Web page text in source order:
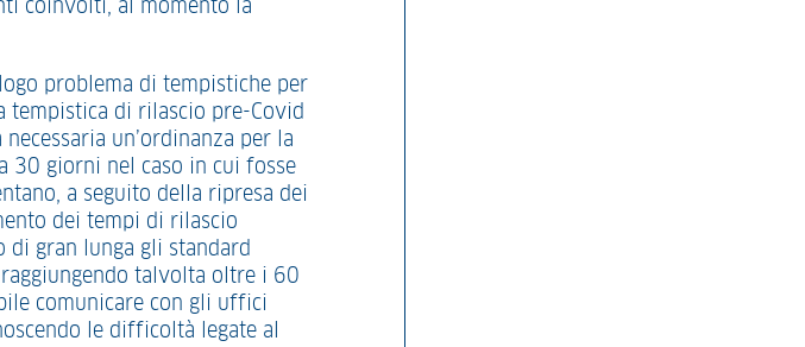
coinvolti, al momento la
problema di tempistiche per
tempistica di rilascio pre-Covid
un’ordinanza per la
30 giorni nel caso in cui fosse
a seguito della ripresa dei
dei tempi di rilascio
di gran lunga gli standard
talvolta oltre i 60
comunicare con gli uffici
le difficoltà legate al